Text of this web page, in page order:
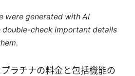
were generated with AI
double-check important details
ラチナの料金と包括機能の